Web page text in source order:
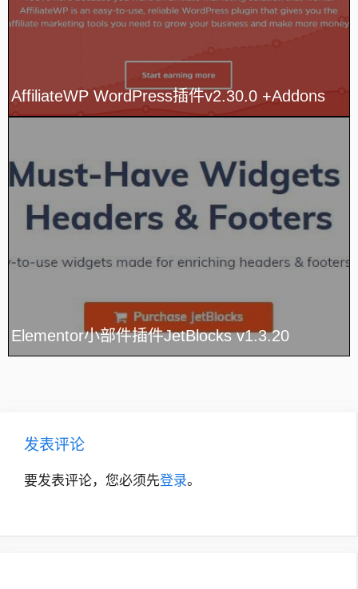
AffiliateWP WordPress插件v2.30.0 +Addons
Elementor小部件插件JetBlocks v1.3.20
发表评论
要发表评论，您必须先登录。